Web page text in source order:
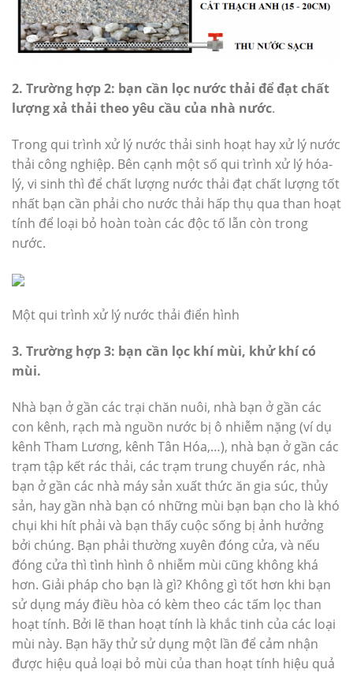
2. Trường hợp 2: bạn cần lọc nước thải để đạt chất
lượng xả thải theo yêu cầu của nhà nước.
Trong qui trình xử lý nước thải sinh hoạt hay xử lý nước
thải công nghiệp. Bên cạnh một số qui trình xử lý hóa-
lý, vi sinh thì để chất lượng nước thải đạt chất lượng tốt
nhất bạn cần phải cho nước thải hấp thụ qua than hoạt
tính để loại bỏ hoàn toàn các độc tố lẫn còn trong
nước.
Một qui trình xử lý nước thải điển hình
3. Trường hợp 3: bạn cần lọc khí mùi, khử khí có
mùi.
Nhà bạn ở gần các trại chăn nuôi, nhà bạn ở gần các
con kênh, rạch mà nguồn nước bị ô nhiễm nặng (ví dụ
kênh Tham Lương, kênh Tân Hóa,…), nhà bạn ở gần các
trạm tập kết rác thải, các trạm trung chuyển rác, nhà
bạn ở gần các nhà máy sản xuất thức ăn gia súc, thủy
sản, hay gần nhà bạn có những mùi bạn bạn cho là khó
chụi khi hít phải và bạn thấy cuộc sống bị ảnh hưởng
bởi chúng. Bạn phải thường xuyên đóng cửa, và nếu
đóng cửa thì tình hình ô nhiễm mùi cũng không khá
hơn. Giải pháp cho bạn là gì? Không gì tốt hơn khi bạn
sử dụng máy điều hòa có kèm theo các tấm lọc than
hoạt tính. Bởi lẽ than hoạt tính là khắc tinh của các loại
mùi này. Bạn hãy thử sử dụng một lần để cảm nhận
được hiệu quả loại bỏ mùi của than hoạt tính hiệu quả